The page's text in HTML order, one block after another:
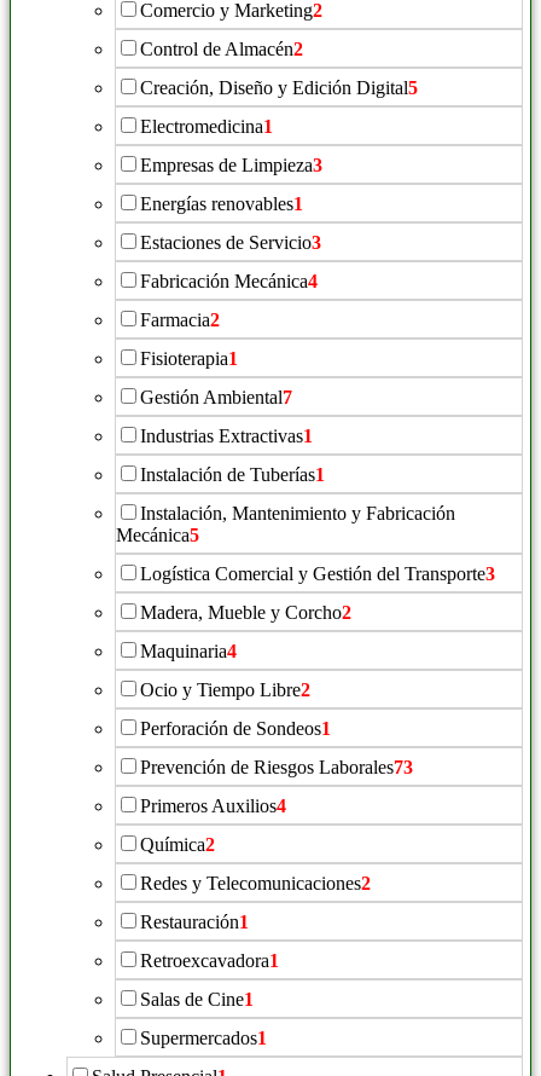
Comercio y Marketing2
Control de Almacén2
Creación, Diseño y Edición Digital5
Electromedicina1
Empresas de Limpieza3
Energías renovables1
Estaciones de Servicio3
Fabricación Mecánica4
Farmacia2
Fisioterapia1
Gestión Ambiental7
Industrias Extractivas1
Instalación de Tuberías1
Instalación, Mantenimiento y Fabricación
Mecánica5
Logística Comercial y Gestión del Transporte3
Madera, Mueble y Corcho2
Maquinaria4
Ocio y Tiempo Libre2
Perforación de Sondeos1
Prevención de Riesgos Laborales73
Primeros Auxilios4
Química2
Redes y Telecomunicaciones2
Restauración1
Retroexcavadora1
Salas de Cine1
Supermercados1